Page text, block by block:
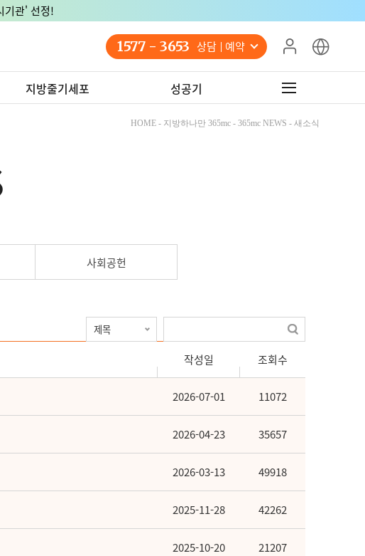
기관' 선정!
1577 - 3653 상담 예약
지방줄기세포 성공기
HOME - 지방하나만 365mc - 365mc NEWS - 새소식
사회공헌
작성일 조회수
2026-07-01 11072
2026-04-23 35657
2026-03-13 49918
2025-11-28 42262
2025-10-20 21207